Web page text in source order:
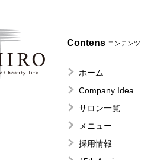
Contens コンテンツ
ホーム
Company Idea
サロン一覧
メニュー
採用情報